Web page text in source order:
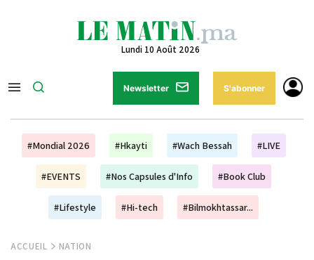
Lundi 10 Août 2026
Newsletter S'abonner
#Mondial 2026 #Hkayti #Wach Bessah #LIVE
#EVENTS #Nos Capsules d'Info #Book Club
#Lifestyle #Hi-tech #Bilmokhtassar...
ACCUEIL NATION